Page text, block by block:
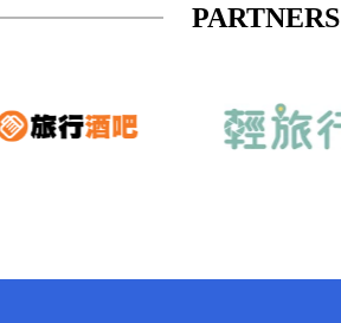
PARTNERS